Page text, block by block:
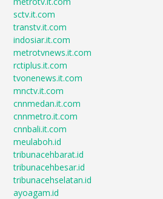
sctv.it.com
transtv.it.com
indosiar.it.com
metrotvnews.it.com
rctiplus.it.com
tvonenews.it.com
mnctv.it.com
cnnmedan.it.com
cnnmetro.it.com
cnnbali.it.com
meulaboh.id
tribunacehbarat.id
tribunacehbesar.id
tribunacehselatan.id
ayoagam.id